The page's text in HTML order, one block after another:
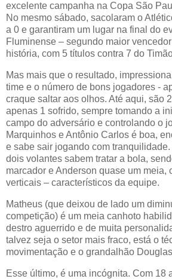
excelente campanha na Copa São
No mesmo sábado, sacolaram o
a 0 e garantiram um lugar na final do
Fluminense – segundo maior
história, com 5 títulos contra 7 do
Mas mais que o resultado,
time e o número de bons jogadores -
craque saltar aos olhos. Até aqui, são
apenas 1 sofrido, sempre tomando a
campo do adversário e controlando o
Marquinhos e Antônio Carlos é boa,
e sabe sair jogando com
dois volantes sabem tratar a bola,
marcador e Anderson quase um meia,
verticais – característicos da equipe.
Matheus (que deixou de lado um
competição) é um meia canhoto
destro aguerrido e de muita
talvez seja o setor mais fraco, está o
movimentação e o grandalhão
Esse último, é uma incógnita. Com 18